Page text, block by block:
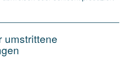
umstrittene